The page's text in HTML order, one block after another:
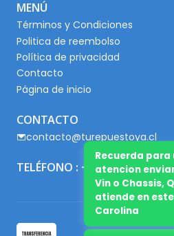
MENÚ
Términos y Condiciones
Politica de reembolso
Política de privacidad
Contacto
Página de inicio
CONTACTO
contacto@turepuestoya.cl
TELÉFONO : +56 9 65667345
Recuerda para
atencion
Vin o Chassis,
atiende en
Carolina